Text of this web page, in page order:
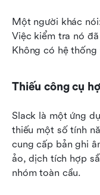
Một người khác
Việc kiểm tra nó
Không có hệ
Thiếu công cụ
Slack là một ứng
thiếu một số tính
cung cấp bản ghi
ảo, dịch tích hợp
nhóm toàn cầu.